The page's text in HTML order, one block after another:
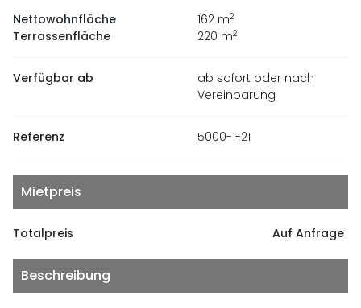
Nettowohnfläche 162m2
Terrassenfläche 220 m2
Verfügbar ab
ab sofort oder nach
Vereinbarung
Referenz 5000-1-21
Mietpreis
Totalpreis Auf Anfrage
Beschreibung